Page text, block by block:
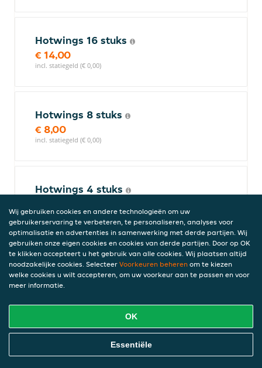
Hotwings 16 stuks
€ 14,00
incl. statiegeld (€ 0,00)
Hotwings 8 stuks
€ 8,00
incl. statiegeld (€ 0,00)
Hotwings 4 stuks
incl. statiegeld (€ 0,00)
Tenders
Tenders 6 stuks
incl. statiegeld (€ 0,00)
Online Eten Bestellen
Wij gebruiken cookies en andere technologieën om uw
gebruikerservaring te verbeteren, te personaliseren, analyses voor
optimalisatie en advertenties in samenwerking met derde partijen. Wij
gebruiken onze eigen cookies en cookies van derde partijen. Door op OK
te klikken accepteert u het gebruik van alle cookies. Wij plaatsen altijd
noodzakelijke cookies. Selecteer Voorkeuren beheren om te kiezen
welke cookies u wilt accepteren, om uw voorkeur aan te passen en voor
meer informatie.
OK
Essentiële